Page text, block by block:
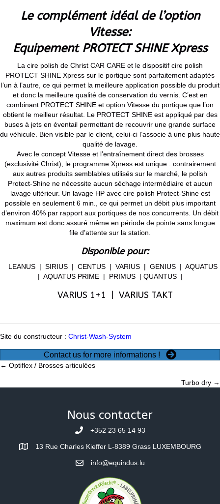
Le complément idéal de l’option
Vitesse:
Equipement PROTECT SHINE Xpress
La cire polish de Christ CAR CARE et le dispositif cire polish
PROTECT SHINE Xpress sur le portique sont parfaitement adaptés
l’un à l’autre, ce qui permet la meilleure application possible du produit
et donc la meilleure qualité de conservation du vernis. C’est en
combinant PROTECT SHINE et option Vitesse du portique que l’on
obtient le meilleur résultat. Le PROTECT SHINE est appliqué par des
buses à jets en éventail permettant de recouvrir une grande surface
du véhicule. Bien visible par le client, celui-ci l’associe à une plus haute
qualité de lavage.
Avec le concept Vitesse et l’entraînement direct des brosses
(exclusivité Christ), le programme Xpress est unique : contrairement
aux autres produits semblables utilisés sur le marché, le polish
Protect-Shine ne nécessite aucun séchage intermédiaire et aucun
lavage ultérieur. Un lavage HP avec cire polish Protect-Shine est
possible en seulement 6 min., ce qui permet un débit plus important
d’environ 40% par rapport aux portiques de nos concurrents. Un débit
maximum est donc assuré même en période de pointe sans longue
file d’attente sur la station.
Disponible pour:
LEANUS | SIRIUS | CENTUS | VARIUS | GENIUS | AQUATUS
| AQUATUS PRIME | PRIMUS | QUANTUS |
VARIUS 1+1 | VARIUS TAKT
Site du constructeur : Christ-Wash-System
Contact us for more informations !
Posts
navigation
← Optiflex / Brosses articulées
Turbo dry →
Nous contacter
+352 23 65 14 93
13 Rue Charles Kieffer L-8389 Grass LUXEMBOURG
info@equindus.lu